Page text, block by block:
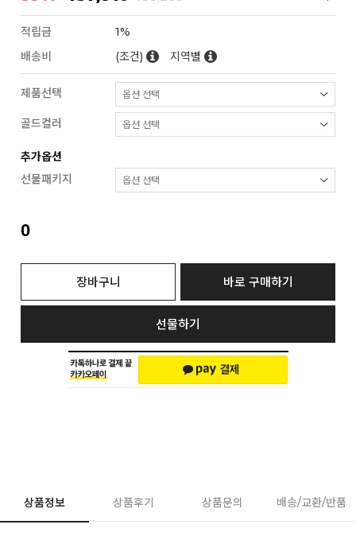
적립금
1%
배송비
(조건) 지역별
제품선택
골드컬러
추가옵션
선물패키지
0
장바구니 바로 구매하기
선물하기
상품정보 상품후기 상품문의 배송/교환/반품